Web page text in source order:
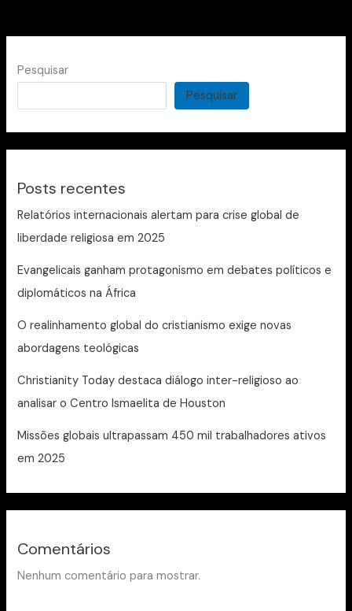
Pesquisar
Pesquisar
Posts recentes
Relatórios internacionais alertam para crise global de
liberdade religiosa em 2025
Evangelicais ganham protagonismo em debates políticos e
diplomáticos na África
O realinhamento global do cristianismo exige novas
abordagens teológicas
Christianity Today destaca diálogo inter-religioso ao
analisar o Centro Ismaelita de Houston
Missões globais ultrapassam 450 mil trabalhadores ativos
em 2025
Comentários
Nenhum comentário para mostrar.